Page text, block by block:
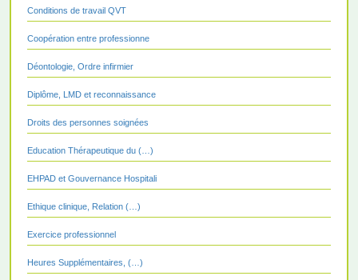
Conditions de travail QVT
Coopération entre professionne
Déontologie, Ordre infirmier
Diplôme, LMD et reconnaissance
Droits des personnes soignées
Education Thérapeutique du (…)
EHPAD et Gouvernance Hospitali
Ethique clinique, Relation (…)
Exercice professionnel
Heures Supplémentaires, (…)